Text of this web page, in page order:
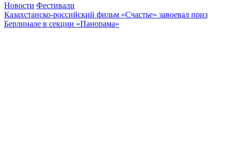
Новости Фестивали
Кaзaхстaнско-российский фильм «Счaстье» завоевал приз
Берлинале в секции «Панорама»